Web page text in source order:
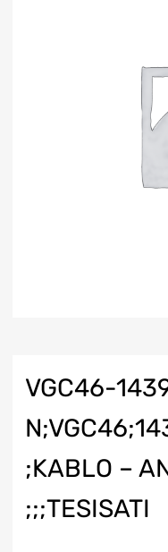
VGC46-
;KABLO –
TESISATI;;;